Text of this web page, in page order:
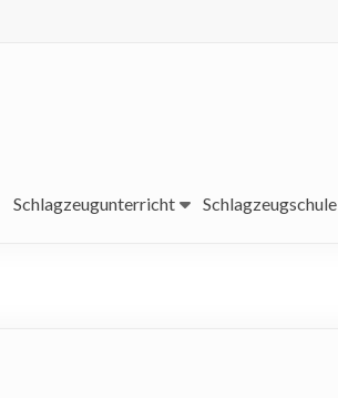
Schlagzeugunterricht Schlagzeugschule